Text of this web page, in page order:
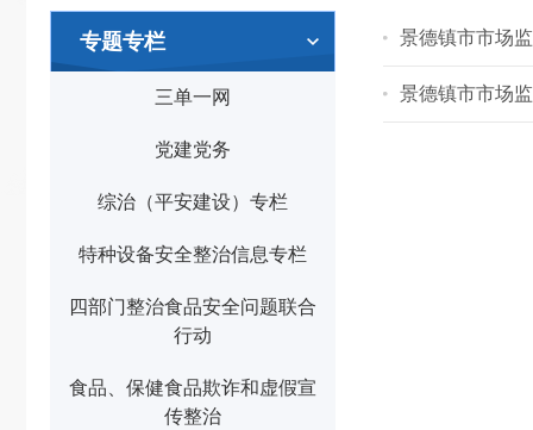
专题专栏
三单一网
党建党务
综治（平安建设）专栏
特种设备安全整治信息专栏
四部门整治食品安全问题联合
行动
食品、保健食品欺诈和虚假宣
传整治
景德镇市市场
景德镇市市场